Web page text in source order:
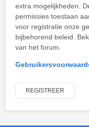
extra mogelijkheden.
permissies toestaan
voor registratie onze
bijbehorend beleid.
van het forum.
REGISTREER